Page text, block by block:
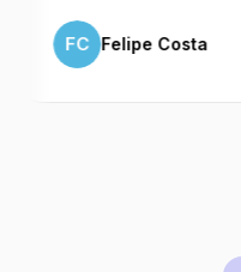
Felipe Costa